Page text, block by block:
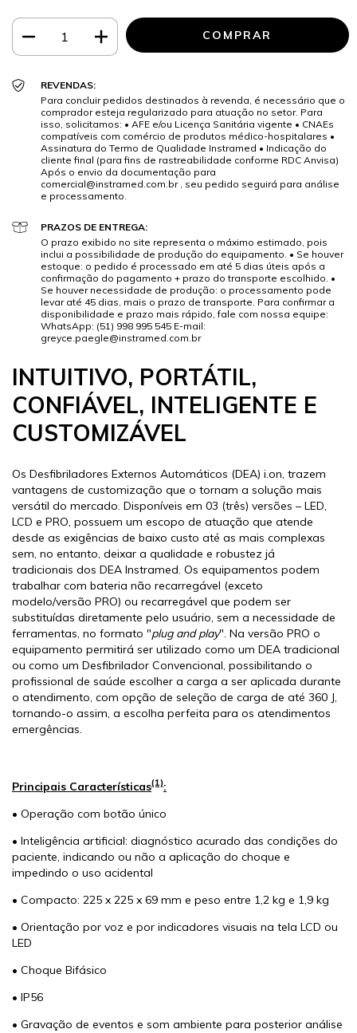
REVENDAS:
Para concluir pedidos destinados à revenda, é necessário que o
comprador esteja regularizado para atuação no setor. Para
isso, solicitamos: • AFE e/ou Licença Sanitária vigente • CNAEs
compatíveis com comércio de produtos médico-hospitalares •
Assinatura do Termo de Qualidade Instramed • Indicação do
cliente final (para fins de rastreabilidade conforme RDC Anvisa)
Após o envio da documentação para
comercial@instramed.com.br, seu pedido seguirá para análise
e processamento.
PRAZOS DE ENTREGA:
O prazo exibido no site representa o máximo estimado, pois
inclui a possibilidade de produção do equipamento. • Se houver
estoque: o pedido é processado em até 5 dias úteis após a
confirmação do pagamento + prazo do transporte escolhido. •
Se houver necessidade de produção: o processamento pode
levar até 45 dias, mais o prazo de transporte. Para confirmar a
disponibilidade e prazo mais rápido, fale com nossa equipe:
WhatsApp: (51) 998 995 545 E-mail:
greyce.paegle@instramed.com.br
INTUITIVO, PORTÁTIL,
CONFIÁVEL, INTELIGENTE E
CUSTOMIZÁVEL
Os Desfibriladores Externos Automáticos (DEA) i.on, trazem
vantagens de customização que o tornam a solução mais
versátil do mercado. Disponíveis em 03 (três) versões – LED,
LCD e PRO, possuem um escopo de atuação que atende
desde as exigências de baixo custo até as mais complexas
sem, no entanto, deixar a qualidade e robustez já
tradicionais dos DEA Instramed. Os equipamentos podem
trabalhar com bateria não recarregável (exceto
modelo/versão PRO) ou recarregável que podem ser
substituídas diretamente pelo usuário, sem a necessidade de
ferramentas, no formato "plug and play". Na versão PRO o
equipamento permitirá ser utilizado como um DEA tradicional
ou como um Desfibrilador Convencional, possibilitando o
profissional de saúde escolher a carga a ser aplicada durante
o atendimento, com opção de seleção de carga de até 360 J,
tornando-o assim, a escolha perfeita para os atendimentos
emergências.
Principais Características(1):
• Operação com botão único
• Inteligência artificial: diagnóstico acurado das condições do
paciente, indicando ou não a aplicação do choque e
impedindo o uso acidental
• Compacto: 225 x 225 x 69 mm e peso entre 1,2 kg e 1,9 kg
• Orientação por voz e por indicadores visuais na tela LCD ou
LED
• Choque Bifásico
• IP56
• Gravação de eventos e som ambiente para posterior análise